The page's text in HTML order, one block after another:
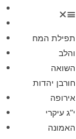
תפילת המח
והלב
השואה
חורבן יהדות
אירופה
י”ג עיקרי
האמונה